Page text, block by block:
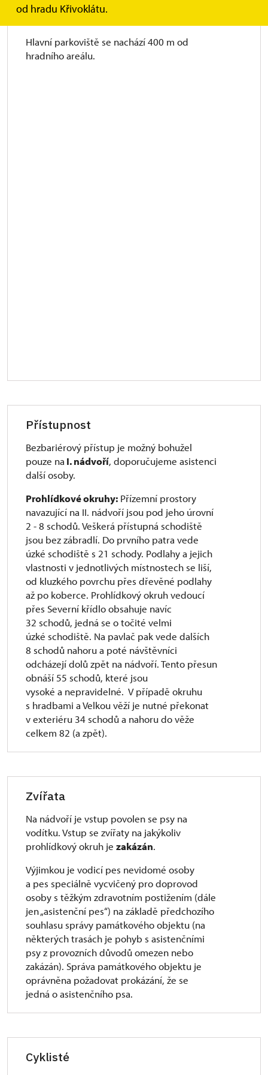
od hradu Křivoklátu.
Hlavní parkoviště se nachází 400 m od
hradního areálu.
Přístupnost
Bezbariérový přístup je možný bohužel
pouze na I. nádvoří, doporučujeme asistenci
další osoby.
Prohlídkové okruhy: Přízemní prostory
navazující na II. nádvoří jsou pod jeho úrovní
2 - 8 schodů. Veškerá přístupná schodiště
jsou bez zábradlí. Do prvního patra vede
úzké schodiště s 21 schody. Podlahy a jejich
vlastnosti v jednotlivých místnostech se liší,
od kluzkého povrchu přes dřevěné podlahy
až po koberce. Prohlídkový okruh vedoucí
přes Severní křídlo obsahuje navíc
32 schodů, jedná se o točité velmi
úzké schodiště. Na pavlač pak vede dalších
8 schodů nahoru a poté návštěvníci
odcházejí dolů zpět na nádvoří. Tento přesun
obnáší 55 schodů, které jsou
vysoké a nepravidelné. V případě okruhu
s hradbami a Velkou věží je nutné překonat
v exteriéru 34 schodů a nahoru do věže
celkem 82 (a zpět).
Zvířata
Na nádvoří je vstup povolen se psy na
vodítku. Vstup se zvířaty na jakýkoliv
prohlídkový okruh je zakázán.
Výjimkou je vodicí pes nevidomé osoby
a pes speciálně vycvičený pro doprovod
osoby s těžkým zdravotním postižením (dále
jen „asistenční pes“) na základě předchozího
souhlasu správy památkového objektu (na
některých trasách je pohyb s asistenčními
psy z provozních důvodů omezen nebo
zakázán). Správa památkového objektu je
oprávněna požadovat prokázání, že se
jedná o asistenčního psa.
Cyklisté